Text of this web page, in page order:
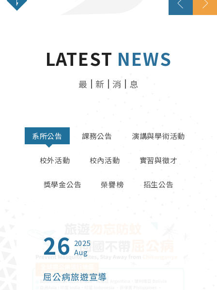
LATEST NEWS
最 新 消 息
系所公告 課務公告 演講與學術活動
校外活動 校內活動 實習與徵才
獎學金公告 榮譽榜 招生公告
26 2025
Aug
屈公病旅遊宣導
23 2025
Oct
2025年北富銀與東海大學建教
01 2026
Jun
【創新創業實戰課程】熱烈報名
13 2026
Jul
2026年度台灣觀光獎學金
27 2026
Apr
鬱過天晴-打破憂鬱症迷思
06 2026
May
財政部關務署臺中關 115 年暑期
09 2026
Feb
114學年度高毓靈先生紀念獎學
16 2025
Sep
【榮譽榜】恭賀本系碩士班林珊
23 2024
Jan
東海大學管理學院2024 Open